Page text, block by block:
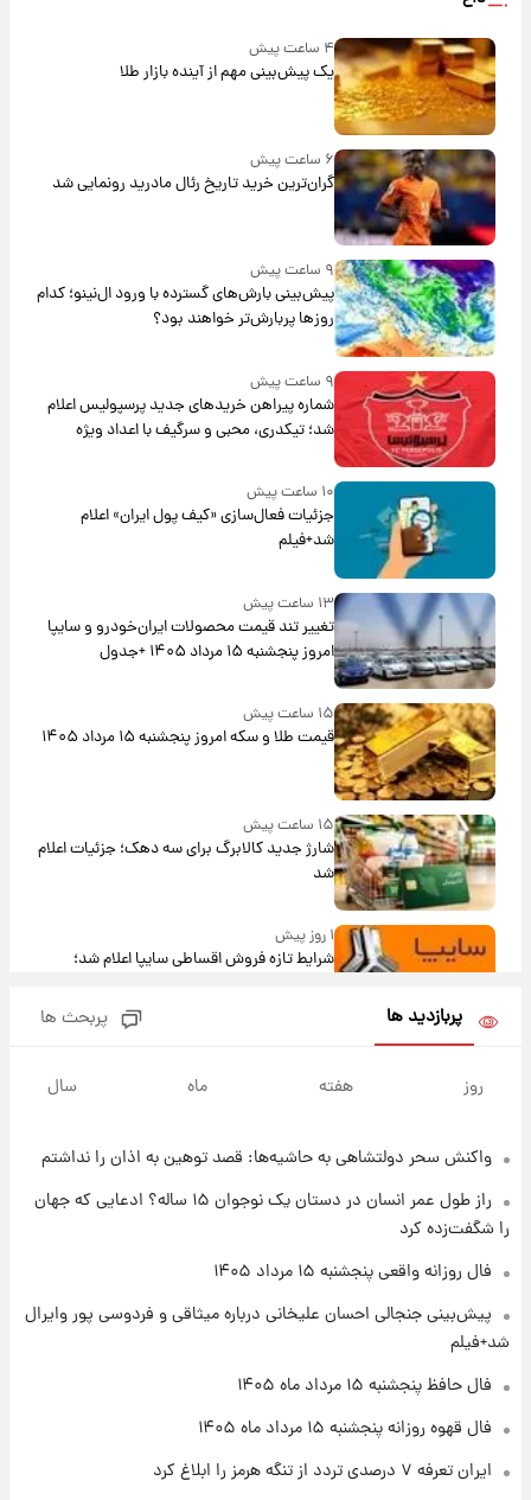
۴ ساعت پیش
یک پیش‌بینی مهم از آینده بازار طلا
۶ ساعت پیش
گران‌ترین خرید تاریخ رئال مادرید رونمایی شد
۹ ساعت پیش
پیش‌بینی بارش‌های گسترده با ورود ال‌نینو؛ کدام
روزها پربارش‌تر خواهند بود؟
۹ ساعت پیش
شماره پیراهن خریدهای جدید پرسپولیس اعلام
شد؛ تیکدری، محبی و سرگیف با اعداد ویژه
۱۰ ساعت پیش
جزئیات فعال‌سازی «کیف پول ایران» اعلام
شد+فیلم
۱۳ ساعت پیش
تغییر تند قیمت محصولات ایران‌خودرو و سایپا
امروز پنجشنبه ۱۵ مرداد ۱۴۰۵ +جدول
۱۵ ساعت پیش
قیمت طلا و سکه امروز پنجشنبه ۱۵ مرداد ۱۴۰۵
۱۵ ساعت پیش
شارژ جدید کالابرگ برای سه دهک؛ جزئیات اعلام
شد
۱ روز پیش
شرایط تازه فروش اقساطی سایپا اعلام شد؛
قیمت سکه و طلا فردا
۲۱ ساعت پیش
۲۲ ساعت پیش
۲۳ ساعت پیش
پربازدید ها پربحث ها
روز هفته ماه سال
واکنش سحر دولتشاهی به حاشیه‌ها: قصد توهین به اذان را نداشتم
راز طول عمر انسان در دستان یک نوجوان ۱۵ ساله؟ ادعایی که جهان
را شگفت‌زده کرد
فال روزانه واقعی پنجشنبه ۱۵ مرداد ۱۴۰۵
پیش‌بینی جنجالی احسان علیخانی درباره میثاقی و فردوسی پور وایرال
شد+فیلم
فال حافظ پنجشنبه ۱۵ مرداد ماه ۱۴۰۵
فال قهوه روزانه پنجشنبه ۱۵ مرداد ماه ۱۴۰۵
ایران تعرفه ۷ درصدی تردد از تنگه هرمز را ابلاغ کرد